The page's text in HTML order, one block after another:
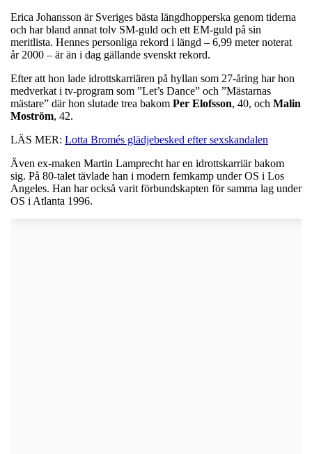
Erica Johansson är Sveriges bästa längdhopperska genom tiderna
och har bland annat tolv SM-guld och ett EM-guld på sin
meritlista. Hennes personliga rekord i längd – 6,99 meter noterat
år 2000 – är än i dag gällande svenskt rekord.
Efter att hon lade idrottskarriären på hyllan som 27-åring har hon
medverkat i tv-program som ”Let’s Dance” och ”Mästarnas
mästare” där hon slutade trea bakom Per Elofsson, 40, och Malin
Moström, 42.
LÄS MER: Lotta Bromés glädjebesked efter sexskandalen
Även ex-maken Martin Lamprecht har en idrottskarriär bakom
sig. På 80-talet tävlade han i modern femkamp under OS i Los
Angeles. Han har också varit förbundskapten för samma lag under
OS i Atlanta 1996.